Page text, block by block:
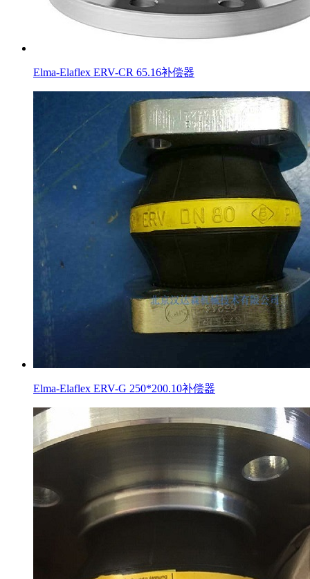
Elma-Elaflex ERV-CR 65.16补偿器
Elma-Elaflex ERV-G 250*200.10补偿器